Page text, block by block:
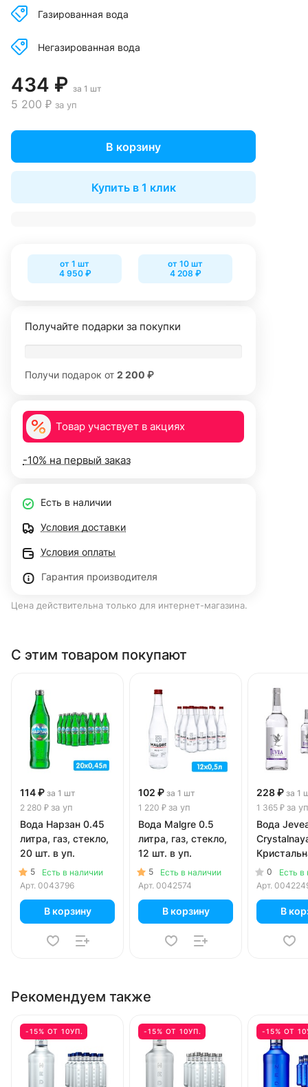
Газированная вода
Негазированная вода
434 ₽ за 1 шт
5 200 ₽ за уп
В корзину
Купить в 1 клик
от 1 шт
4 950 ₽
от 10 шт
4 208 ₽
Получайте подарки за покупки
Получи подарок от 2 200 ₽
Товар участвует в акциях
-10% на первый заказ
Есть в наличии
Условия доставки
Условия оплаты
Гарантия производителя
Цена действительна только для интернет-магазина.
С этим товаром покупают
114 ₽ за 1 шт
2 280 ₽ за уп
Вода Нарзан 0.45
литра, газ, стекло,
20 шт. в уп.
5
Есть в наличии
Арт. 0043796
В корзину
102 ₽ за 1 шт
1 220 ₽ за уп
Вода Malgre 0.5
литра, газ, стекло,
12 шт. в уп.
5
Есть в наличии
Арт. 0042574
В корзину
228 ₽ за 1
1 365 ₽ за уп
Вода
литра,
6 шт. в уп.
0
Есть в
Арт.
В
Рекомендуем также
-15% ОТ 10УП. -15% ОТ 10УП. -15% ОТ